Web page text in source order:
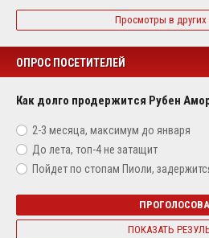
Просмотры в других
ОПРОС ПОСЕТИТЕЛЕЙ
Как долго продержится Рубен
2-3 месяца, максимум до января
До лета, топ-4 не затащит
Пойдет по стопам Пиоли,
ПОКАЗАТЬ